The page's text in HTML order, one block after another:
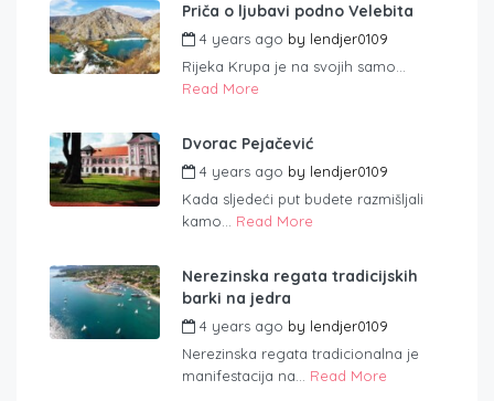
Priča o ljubavi podno Velebita
4 years ago by lendjer0109
Rijeka Krupa je na svojih samo...
Read More
Dvorac Pejačević
4 years ago by lendjer0109
Kada sljedeći put budete razmišljali
kamo... Read More
Nerezinska regata tradicijskih
barki na jedra
4 years ago by lendjer0109
Nerezinska regata tradicionalna je
manifestacija na... Read More